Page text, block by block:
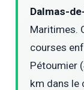
Dalmas-
Maritimes.
courses
Pétoumier
km dans le